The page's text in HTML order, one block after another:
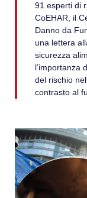
91 esperti di
CoEHAR, il
Danno da
una lettera
sicurezza
l’importanza
del rischio
contrasto al